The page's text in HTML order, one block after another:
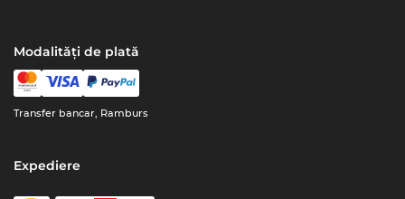
Modalități de plată
Transfer bancar, Ramburs
Expediere